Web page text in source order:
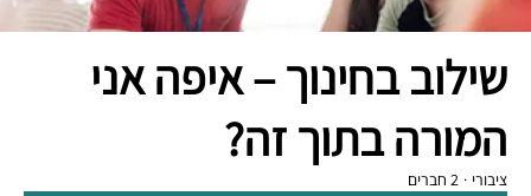
שילוב בחינוך – איפה אני
המורה בתוך זה?
ציבורי · 2 חברים